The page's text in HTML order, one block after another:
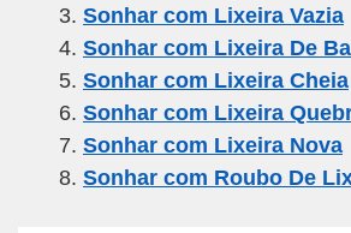
o
o
k
m p
p
Sonhar com Lixeira Vazia
Sonhar com Lixeira De
Sonhar com Lixeira Cheia
Sonhar com Lixeira
Sonhar com Lixeira Nova
Sonhar com Roubo De